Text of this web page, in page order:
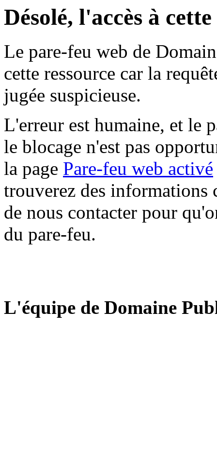
Désolé, l'accès à
Le pare-feu web de
cette ressource car la
jugée suspicieuse.
L'erreur est humaine, et le
le blocage n'est pas
la page Pare-feu web activé
trouverez des informations
de nous contacter pour
du pare-feu.
L'équipe de Domaine